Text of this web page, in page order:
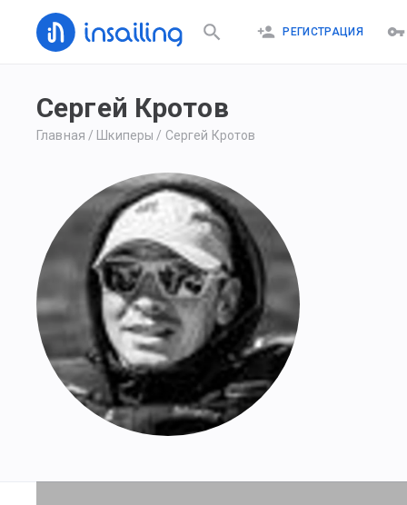
РЕГИСТРАЦИЯ
Сергей Кротов
Главная / Шкиперы / Сергей Кротов